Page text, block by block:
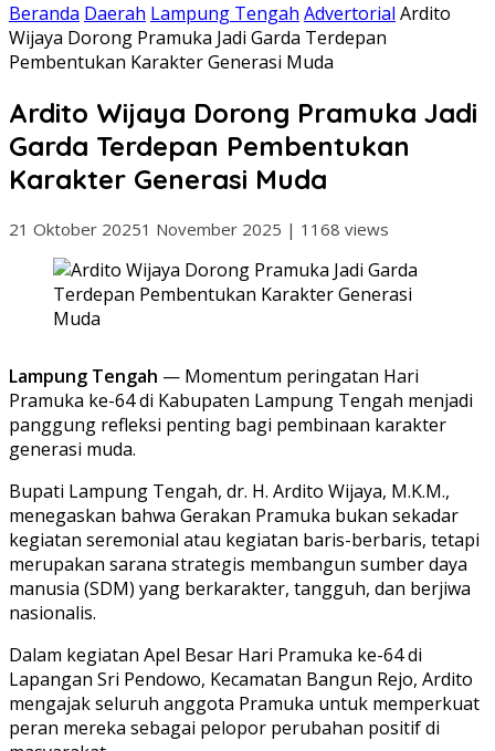
Beranda Daerah Lampung Tengah Advertorial Ardito
Wijaya Dorong Pramuka Jadi Garda Terdepan
Pembentukan Karakter Generasi Muda
Ardito Wijaya Dorong Pramuka Jadi
Garda Terdepan Pembentukan
Karakter Generasi Muda
21 Oktober 20251 November 2025 | 1168 views
Lampung Tengah — Momentum peringatan Hari
Pramuka ke-64 di Kabupaten Lampung Tengah menjadi
panggung refleksi penting bagi pembinaan karakter
generasi muda.
Bupati Lampung Tengah, dr. H. Ardito Wijaya, M.K.M.,
menegaskan bahwa Gerakan Pramuka bukan sekadar
kegiatan seremonial atau kegiatan baris-berbaris, tetapi
merupakan sarana strategis membangun sumber daya
manusia (SDM) yang berkarakter, tangguh, dan berjiwa
nasionalis.
Dalam kegiatan Apel Besar Hari Pramuka ke-64 di
Lapangan Sri Pendowo, Kecamatan Bangun Rejo, Ardito
mengajak seluruh anggota Pramuka untuk memperkuat
peran mereka sebagai pelopor perubahan positif di